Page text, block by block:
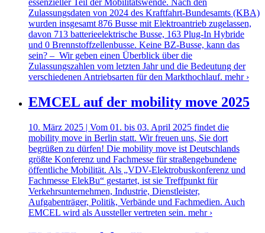
Zulassungsdaten von 2024 des Kraftfahrt-Bundesamts (KBA)
wurden insgesamt 876 Busse mit Elektroantrieb zugelassen,
davon 713 batterieelektrische Busse, 163 Plug-In Hybride
und 0 Brennstoffzellenbusse. Keine BZ-Busse, kann das
sein? – Wir geben einen Überblick über die
Zulassungszahlen vom letzten Jahr und die Bedeutung der
verschiedenen Antriebsarten für den Markthochlauf. mehr ›
EMCEL auf der mobility move 2025
10. März 2025 | Vom 01. bis 03. April 2025 findet die
mobility move in Berlin statt. Wir freuen uns, Sie dort
begrüßen zu dürfen! Die mobility move ist Deutschlands
größte Konferenz und Fachmesse für straßengebundene
öffentliche Mobilität. Als „VDV-Elektrobuskonferenz und
Fachmesse ElekBu“ gestartet, ist sie Treffpunkt für
Verkehrsunternehmen, Industrie, Dienstleister,
Aufgabenträger, Politik, Verbände und Fachmedien. Auch
EMCEL wird als Aussteller vertreten sein. mehr ›